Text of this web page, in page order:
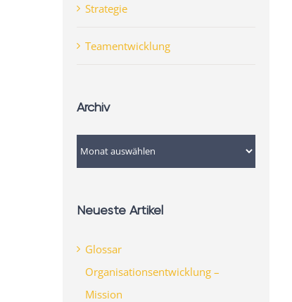
Strategie
Teamentwicklung
Archiv
Archiv
Neueste Artikel
Glossar
Organisationsentwicklung –
Mission